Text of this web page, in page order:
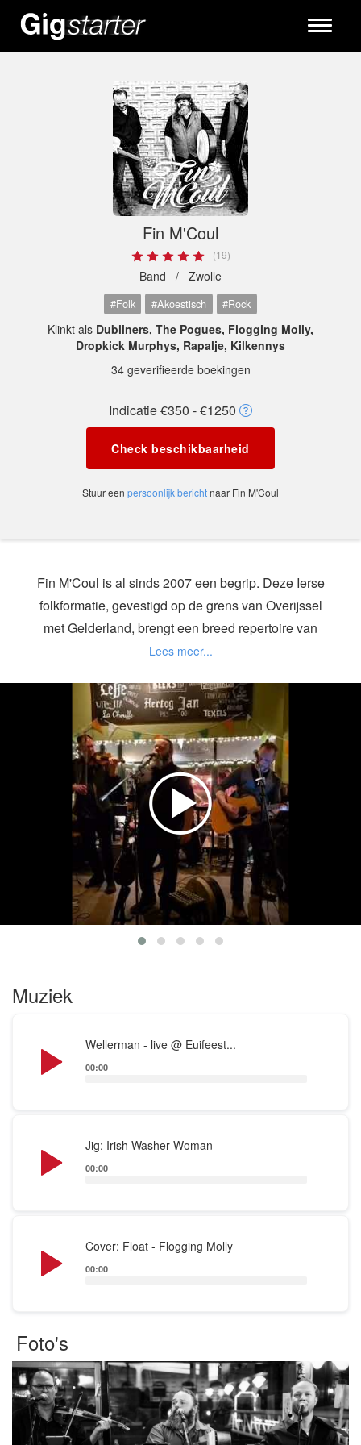
Toggle
Fin M'Coul
(19)
Band / Zwolle
#Folk #Akoestisch #Rock
Klinkt als Dubliners, The Pogues, Flogging Molly,
Dropkick Murphys, Rapalje, Kilkennys
34 geverifieerde boekingen
Indicatie €350 - €1250
Check beschikbaarheid
Stuur een persoonlijk berichtnaar Fin M'Coul
Fin M'Coul is al sinds 2007 een begrip. Deze Ierse
folkformatie, gevestigd op de grens van Overijssel
met Gelderland, brengt een breed repertoire van
onder andere The Dubliners, Flogging Molly, The
Fin M'Coul is te boeken voor ieder denkbaar
evenement: van festival tot kroegfeest, van bruiloft
tot knus huiskamerconcert. Wij hebben voor ieder
evenement de juiste setlist: van een programma van
een uurtje tot een hele avond feest, en van keiharde
meespringers tot gevoelige ballads.
Kortom, Fin M'Coul staat garant voor een topavond!
** Bekijk ook onze socials voor
beeld/geluidmateriaal! **
Muziek
Wellerman - live @ Euifeest...
Player
00:00
Jig: Irish Washer Woman
Player
00:00
Cover: Float - Flogging Molly
Player
00:00
Foto's